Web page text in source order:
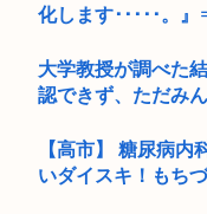
化します･････。』
大学教授が調べた
認できず、ただみ
【高市】 糖尿病
いダイスキ！もち